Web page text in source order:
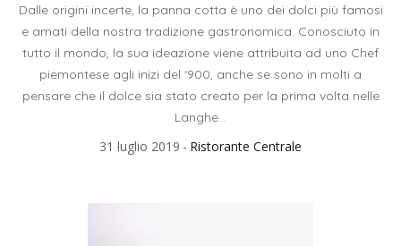
Dalle origini incerte, la panna cotta è uno dei dolci più famosi
e amati della nostra tradizione gastronomica. Conosciuto in
tutto il mondo, la sua ideazione viene attribuita ad uno Chef
piemontese agli inizi del ‘900, anche se sono in molti a
pensare che il dolce sia stato creato per la prima volta nelle
Langhe...
31 luglio 2019 Ristorante Centrale